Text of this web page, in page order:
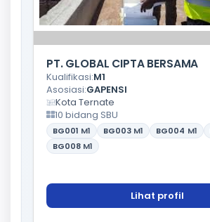
PT. GLOBAL CIPTA BERSAMA
Kualifikasi:M1
Asosiasi:GAPENSI
Kota Ternate
10 bidang SBU
BG001 M1 BG003 M1 BG004 M1
BG008 M1
Lihat profil